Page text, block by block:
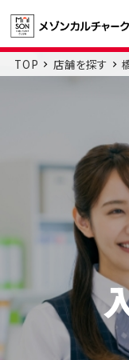
TOP 店舗を探す